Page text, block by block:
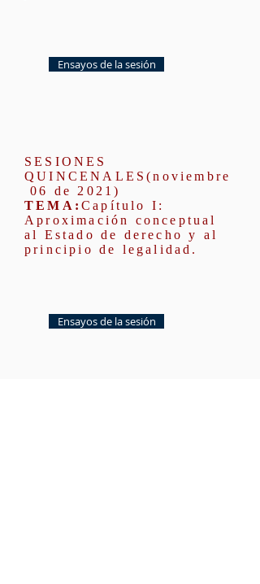
Ensayos de la sesión
SESIONES
QUINCENALES(noviembre
06
de 2021)
TEMA: Capítulo I:
Aproximación conceptual
al Estado de derecho y al
principio de legalidad.
Ensayos de la sesión